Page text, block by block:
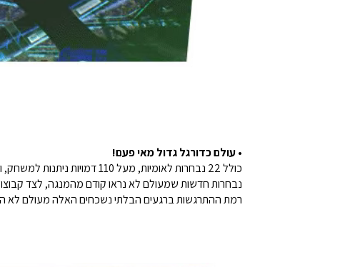
• עולם כדורגל גדול מאי פעם!
כולל 22 נבחרות לאומיות, מעל 110 דמויות ניתנות למשחק, ויותר מ־150 סצנות מרגשות שמציגות את המהלכים על הדשא!
נבחרות חדשות שמעולם לא נראו קודם מהמנגה, לצד קבוצות
רמת ההתרגשות ברגעים הבלתי נשכחים האלה מעולם לא